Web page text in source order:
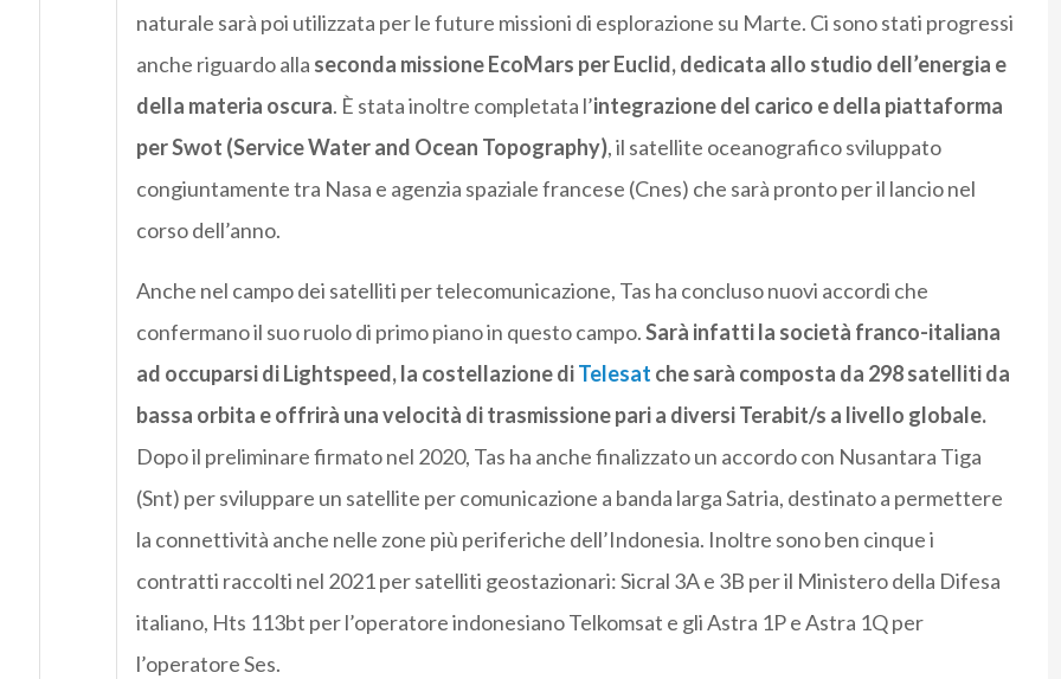
naturale sarà poi utilizzata per le future missioni di esplorazione su Marte. Ci sono stati progressi
anche riguardo alla seconda missione EcoMars per Euclid, dedicata allo studio dell’energia e
della materia oscura. È stata inoltre completata l’integrazione del carico e della piattaforma
per Swot (Service Water and Ocean Topography), il satellite oceanografico sviluppato
congiuntamente tra Nasa e agenzia spaziale francese (Cnes) che sarà pronto per il lancio nel
corso dell’anno.
Anche nel campo dei satelliti per telecomunicazione, Tas ha concluso nuovi accordi che
confermano il suo ruolo di primo piano in questo campo.Sarà infatti la società franco-italiana
ad occuparsi di Lightspeed, la costellazione diTelesat che sarà composta da 298 satelliti da
bassa orbita e offrirà una velocità di trasmissione pari a diversi Terabit/s a livello globale.
Dopo il preliminare firmato nel 2020, Tas ha anche finalizzato un accordo con Nusantara Tiga
(Snt) per sviluppare un satellite per comunicazione a banda larga Satria, destinato a permettere
la connettività anche nelle zone più periferiche dell’Indonesia. Inoltre sono ben cinque i
contratti raccolti nel 2021 per satelliti geostazionari: Sicral 3A e 3B per il Ministero della Difesa
italiano, Hts 113bt per l’operatore indonesiano Telkomsat e gli Astra 1P e Astra 1Q per
l’operatore Ses.